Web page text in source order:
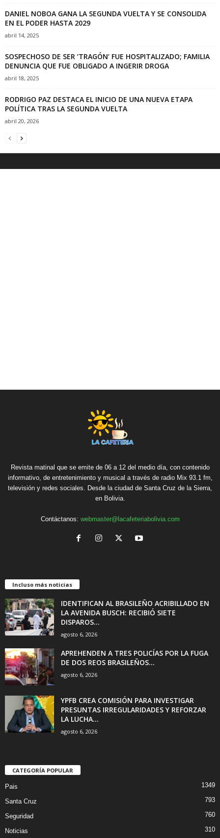
DANIEL NOBOA GANA LA SEGUNDA VUELTA Y SE CONSOLIDA
EN EL PODER HASTA 2029
abril 14, 2025
SOSPECHOSO DE SER ‘TRAGÓN’ FUE HOSPITALIZADO; FAMILIA
DENUNCIA QUE FUE OBLIGADO A INGERIR DROGA
abril 18, 2025
RODRIGO PAZ DESTACA EL INICIO DE UNA NUEVA ETAPA
POLÍTICA TRAS LA SEGUNDA VUELTA
abril 20, 2026
Revista matinal que se emite de 06 a 12 del medio día, con contenido
informativo, de entretenimiento y musical a través de radio Mix 93.1 fm,
televisión y redes sociales. Desde la ciudad de Santa Cruz de la Sierra,
en Bolivia.
Contáctanos: webmaster@lacafeteriabolivia.com
Incluso más noticias
IDENTIFICAN AL BRASILEÑO ACRIBILLADO EN
LA AVENIDA BUSCH: RECIBIÓ SIETE
DISPAROS...
agosto 6, 2026
APREHENDEN A TRES POLICÍAS POR LA FUGA
DE DOS REOS BRASILEÑOS...
agosto 6, 2026
YPFB CREA COMISIÓN PARA INVESTIGAR
PRESUNTAS IRREGULARIDADES Y REFORZAR
LA LUCHA...
agosto 6, 2026
CATEGORÍA POPULAR
Pais 1349
Santa Cruz 793
Seguridad 760
Noticias 310